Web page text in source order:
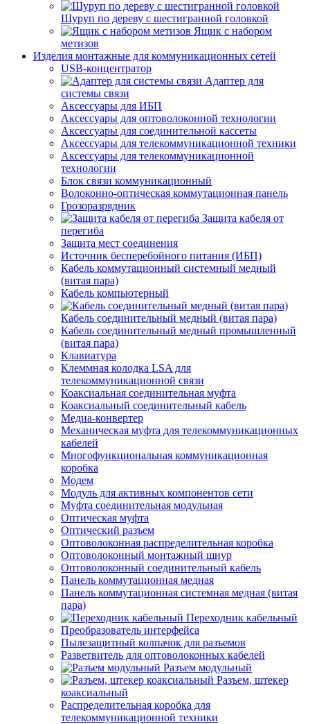
Шуруп по дереву с шестигранной головкой
Ящик с набором
метизов
Изделия монтажные для коммуникационных сетей
USB-концентратор
Адаптер для
системы связи
Аксессуары для ИБП
Аксессуары для оптоволоконной технологии
Аксессуары для соединительной кассеты
Аксессуары для телекоммуникационной техники
Аксессуары для телекоммуникационной
технологии
Блок связи коммуникационный
Волоконно-оптическая коммутационная панель
Грозоразрядник
Защита кабеля от
перегиба
Защита мест соединения
Источник бесперебойного питания (ИБП)
Кабель коммутационный системный медный
(витая пара)
Кабель компьютерный
Кабель соединительный медный (витая пара)
Кабель соединительный медный промышленный
(витая пара)
Клавиатура
Клеммная колодка LSA для
телекоммуникационной связи
Коаксиальная соединительная муфта
Коаксиальный соединительный кабель
Медиа-конвертер
Механическая муфта для телекоммуникационных
кабелей
Многофункциональная коммуникационная
коробка
Модем
Модуль для активных компонентов сети
Муфта соединительная модульная
Оптическая муфта
Оптический разъем
Оптоволоконная распределительная коробка
Оптоволоконный монтажный шнур
Оптоволоконный соединительный кабель
Панель коммутационная медная
Панель коммутационная системная медная (витая
пара)
Переходник кабельный
Преобразователь интерфейса
Пылезащитный колпачок для разъемов
Разветвитель для оптоволоконных кабелей
Разъем модульный
Разъем, штекер
коаксиальный
Распределительная коробка для
телекоммуникационной техники